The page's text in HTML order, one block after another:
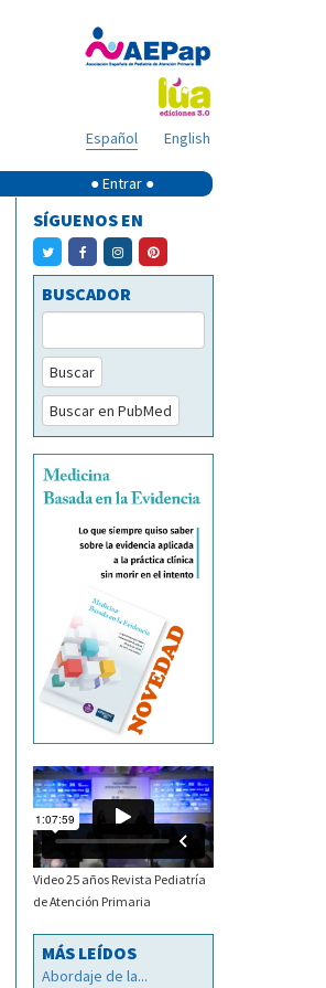
English
Español
● Entrar ●
SÍGUENOS EN
BUSCADOR
Buscar
Buscar en PubMed
Video 25 años Revista Pediatría
de Atención Primaria
MÁS LEÍDOS
Abordaje de la...